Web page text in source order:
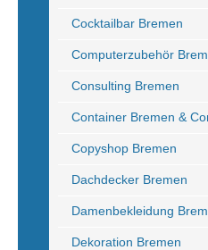
Cocktailbar Bremen
Computerzubehör
Consulting Bremen
Container Bremen &
Copyshop Bremen
Dachdecker Bremen
Damenbekleidung
Dekoration Bremen